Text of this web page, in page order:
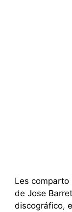
Les comparto
de Jose
discográfico,